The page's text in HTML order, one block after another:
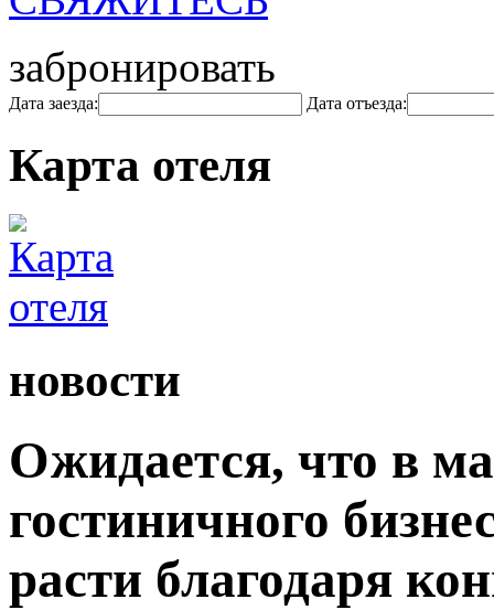
забронировать
Дата заезда: Дата отъезда:
Карта отеля
новости
Ожидается, что в
гостиничного
расти благодаря